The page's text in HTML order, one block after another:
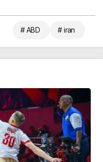
# ABD # iran